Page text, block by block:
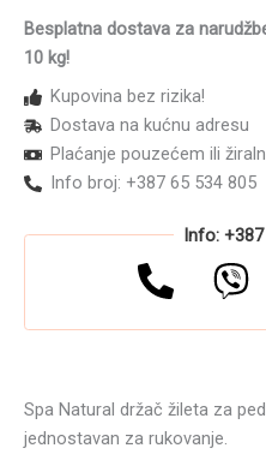
NATURAL
SN88
Besplatna dostava za
10 kg!
Kupovina bez rizika!
Dostava na kućnu adresu
Plaćanje pouzećem ili
Info broj: +387 65 534 805
Info:
Spa Natural držač žileta za
jednostavan za rukovanje.